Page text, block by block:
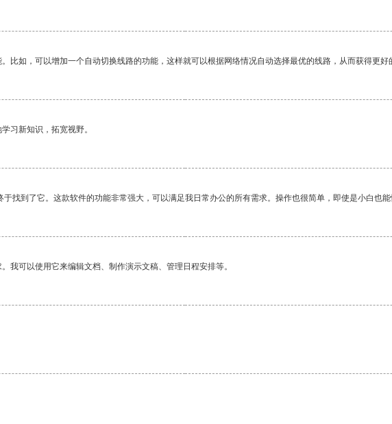
比如，可以增加一个自动切换线路的功能，这样就可以根据网络情况自动选择最优的线路，从而获得更好
习新知识，拓宽视野。
找到了它。这款软件的功能非常强大，可以满足我日常办公的所有需求。操作也很简单，即使是小白也能
我可以使用它来编辑文档、制作演示文稿、管理日程安排等。